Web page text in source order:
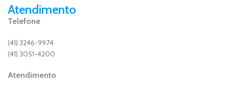
Atendimento
Telefone
(41) 3246-9974
(41) 3051-4200
Atendimento